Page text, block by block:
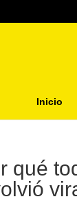
Inicio
qué